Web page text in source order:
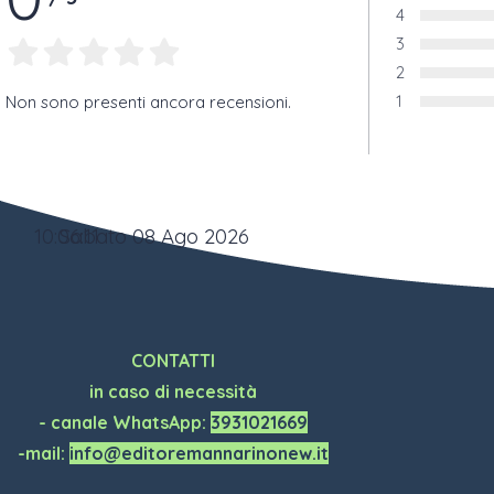
Non sono presenti ancora recensioni.
4
3
2
1
10:06:11Sabato 08 Ago 2026
CONTATTI
in caso di necessità
- canale WhatsApp: 3931021669
-mail: info@editoremannarinonew.it